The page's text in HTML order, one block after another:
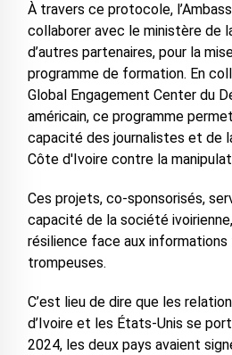
À travers ce protocole,
collaborer avec le ministère de
d’autres partenaires, pour la
programme de formation. En
Global Engagement Center du
américain, ce programme
capacité des journalistes et de
Côte d'Ivoire contre la
Ces projets, co-sponsorisés,
capacité de la société
résilience face aux
trompeuses.
C’est lieu de dire que les
d’Ivoire et les États-Unis se
2024, les deux pays avaient